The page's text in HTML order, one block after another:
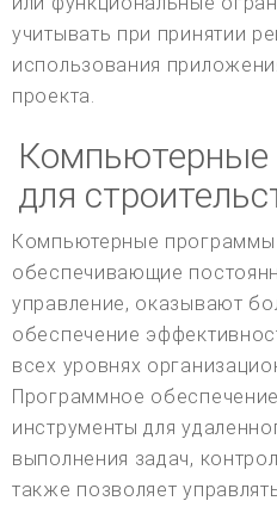
учитывать при принятии
использования
проекта.
для
Компьютерные программы
обеспечивающие
управление, оказывают
обеспечение
всех уровнях
Программное
инструменты для
выполнения задач,
также позволяет